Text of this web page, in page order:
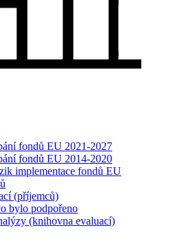
fondů EU 2021-2027
fondů EU 2014-2020
implementace fondů EU
(příjemců)
bylo podpořeno
(knihovna evaluací)